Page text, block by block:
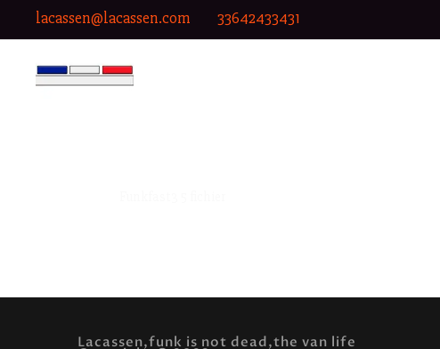
lacassen@lacassen.com 33642433431
Lacassen,funk is not dead,the van life